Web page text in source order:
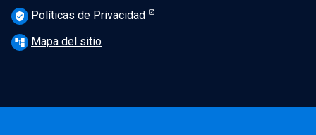
verified_user Políticas de Privacidad
account_tree Mapa del sitio